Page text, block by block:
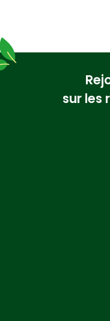
sur les